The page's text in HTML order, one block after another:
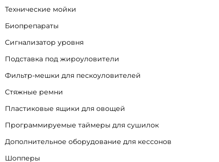
Технические мойки
Биопрепараты
Сигнализатор уровня
Подставка под жироуловители
Фильтр-мешки для пескоуловителей
Стяжные ремни
Пластиковые ящики для овощей
Программируемые таймеры для сушилок
Дополнительное оборудование для кессонов
Шопперы